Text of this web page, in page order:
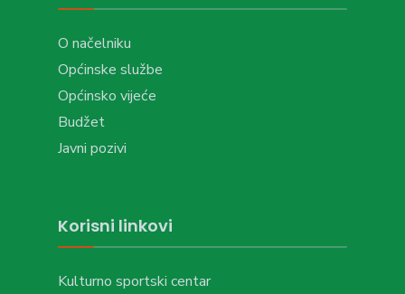
O načelniku
Općinske službe
Općinsko vijeće
Budžet
Javni pozivi
Korisni linkovi
Kulturno sportski centar